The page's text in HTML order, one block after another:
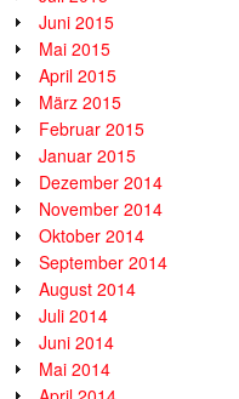
Juni 2015
Mai 2015
April 2015
März 2015
Februar 2015
Januar 2015
Dezember 2014
November 2014
Oktober 2014
September 2014
August 2014
Juli 2014
Juni 2014
Mai 2014